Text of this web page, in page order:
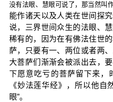
没有法眼、慧眼可说了，那当然叫
能作诸天以及人类在世间探
说，三界世间众生的法眼、
稀有的，因为在有佛法住世
萨，只要有一、两位或者两
大菩萨们渐渐会被派出去，
下愿意吃亏的菩萨留下来，
《妙法莲华经》，所以他自
眼”。